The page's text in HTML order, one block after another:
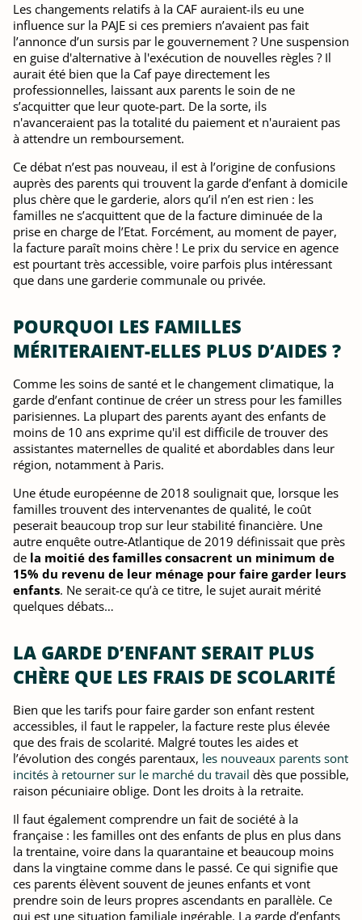
Les changements relatifs à la CAF auraient-ils eu une
influence sur la PAJE si ces premiers n’avaient pas fait
l’annonce d’un sursis par le gouvernement ? Une suspension
en guise d'alternative à l'exécution de nouvelles règles ? Il
aurait été bien que la Caf paye directement les
professionnelles, laissant aux parents le soin de ne
s’acquitter que leur quote-part. De la sorte, ils
n'avanceraient pas la totalité du paiement et n'auraient pas
à attendre un remboursement.
Ce débat n’est pas nouveau, il est à l’origine de confusions
auprès des parents qui trouvent la garde d’enfant à domicile
plus chère que le garderie, alors qu’il n’en est rien : les
familles ne s’acquittent que de la facture diminuée de la
prise en charge de l’Etat. Forcément, au moment de payer,
la facture paraît moins chère ! Le prix du service en agence
est pourtant très accessible, voire parfois plus intéressant
que dans une garderie communale ou privée.
POURQUOI LES FAMILLES
MÉRITERAIENT-ELLES PLUS D’AIDES ?
Comme les soins de santé et le changement climatique, la
garde d’enfant continue de créer un stress pour les familles
parisiennes. La plupart des parents ayant des enfants de
moins de 10 ans exprime qu'il est difficile de trouver des
assistantes maternelles de qualité et abordables dans leur
région, notamment à Paris.
Une étude européenne de 2018 soulignait que, lorsque les
familles trouvent des intervenantes de qualité, le coût
peserait beaucoup trop sur leur stabilité financière. Une
autre enquête outre-Atlantique de 2019 définissait que près
de la moitié des familles consacrent un minimum de
15% du revenu de leur ménage pour faire garder leurs
enfants. Ne serait-ce qu’à ce titre, le sujet aurait mérité
quelques débats…
LA GARDE D’ENFANT SERAIT PLUS
CHÈRE QUE LES FRAIS DE SCOLARITÉ
Bien que les tarifs pour faire garder son enfant restent
accessibles, il faut le rappeler, la facture reste plus élevée
que des frais de scolarité. Malgré toutes les aides et
l’évolution des congés parentaux, les nouveaux parents sont
incités à retourner sur le marché du travail dès que possible,
raison pécuniaire oblige. Dont les droits à la retraite.
Il faut également comprendre un fait de société à la
française : les familles ont des enfants de plus en plus dans
la trentaine, voire dans la quarantaine et beaucoup moins
dans la vingtaine comme dans le passé. Ce qui signifie que
ces parents élèvent souvent de jeunes enfants et vont
prendre soin de leurs propres ascendants en parallèle. Ce
qui est une situation familiale ingérable. La garde d’enfants